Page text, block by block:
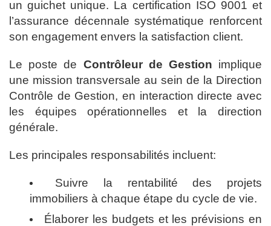
un guichet unique. La certification ISO 9001 et
l’assurance décennale systématique renforcent
son engagement envers la satisfaction client.
Le poste de Contrôleur de Gestion implique
une mission transversale au sein de la Direction
Contrôle de Gestion, en interaction directe avec
les équipes opérationnelles et la direction
générale.
Les principales responsabilités incluent:
Suivre la rentabilité des projets
immobiliers à chaque étape du cycle de vie.
Élaborer les budgets et les prévisions en